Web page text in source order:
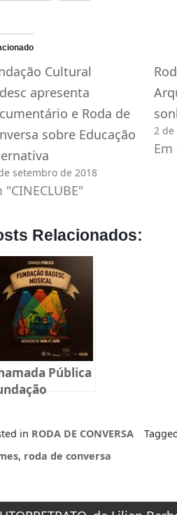
Cultural
apresenta
e Roda de
sobre Educação
setembro de 2018
"CINECLUBE"
2
Em
Relacionados:
Pública
in RODA DE CONVERSA
, roda de conversa